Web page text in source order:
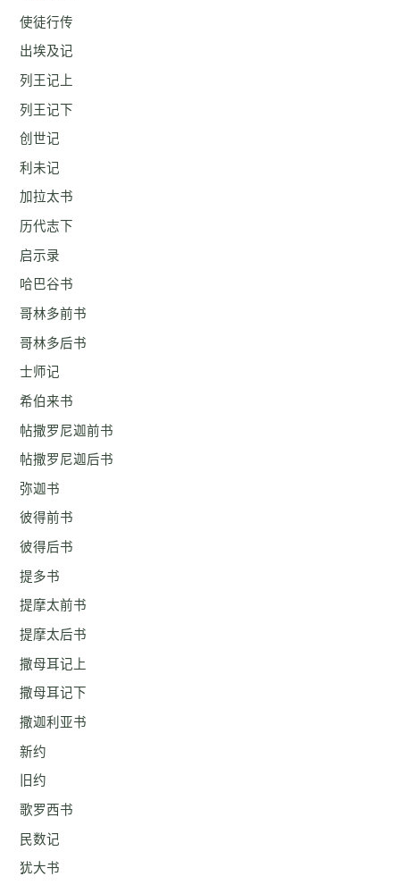
使徒行传
出埃及记
列王记上
列王记下
创世记
利未记
加拉太书
历代志下
启示录
哈巴谷书
哥林多前书
哥林多后书
士师记
希伯来书
帖撒罗尼迦前书
帖撒罗尼迦后书
弥迦书
彼得前书
彼得后书
提多书
提摩太前书
提摩太后书
撒母耳记上
撒母耳记下
撒迦利亚书
新约
旧约
歌罗西书
民数记
犹大书